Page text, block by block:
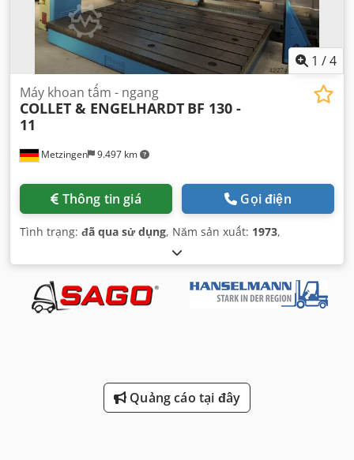
1 /4
Metzingen 9.497 km
Máy khoan tấm - ngang
COLLET & ENGELHARDT BF 130 -
11
Thông tin giá Gọi điện
Tình trạng: đã qua sử dụng, Năm sản xuất: 1973,
Quảng cáo tại đây